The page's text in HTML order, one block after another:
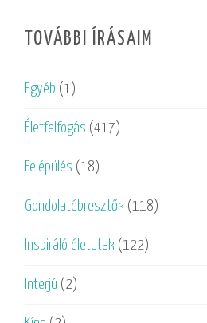
TOVÁBBI ÍRÁSAIM
Egyéb (1)
Életfelfogás (417)
Felépülés (18)
Gondolatébresztők (118)
Inspiráló életutak (122)
Interjú (2)